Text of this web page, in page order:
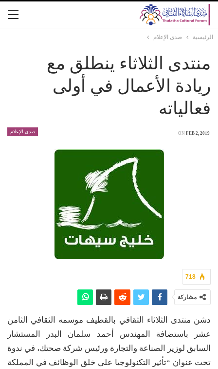
الرئيسية صدى الإعلام
منتدى الثلاثاء ينطلق مع
ريادة الأعمال في أولى
فعالياته
صدى الإعلام ON FEB 2, 2019
718
مشاركة
دشن منتدى الثلاثاء الثقافي بالقطيف موسمه الثقافي الثامن
عشر باستضافة المهندس أحمد سلمان البدر المستشار
السابق لوزير الصناعة والتجارة ورئيس شركة صحتك، في ندوة
تحت عنوان “تأثير التكنولوجيا على خلق الوظائف في المملكة